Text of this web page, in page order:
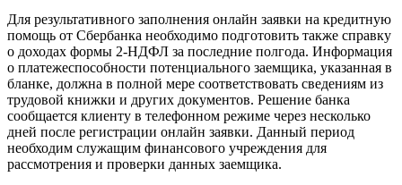
Для результативного заполнения онлайн заявки на кредитную
помощь от Сбербанка необходимо подготовить также справку
о доходах формы 2-НДФЛ за последние полгода. Информация
о платежеспособности потенциального заемщика, указанная в
бланке, должна в полной мере соответствовать сведениям из
трудовой книжки и других документов. Решение банка
сообщается клиенту в телефонном режиме через несколько
дней после регистрации онлайн заявки. Данный период
необходим служащим финансового учреждения для
рассмотрения и проверки данных заемщика.